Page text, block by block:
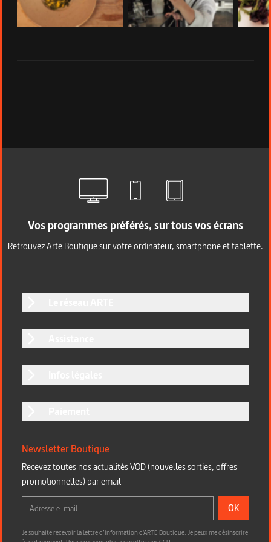
Vos programmes préférés, sur tous vos écrans
Retrouvez Arte Boutique sur votre ordinateur, smartphone et tablette.
Newsletter Boutique
Recevez toutes nos actualités VOD (nouvelles sorties, offres
promotionnelles) par email
OK
Je souhaite recevoir la lettre d’information d'ARTE Boutique. Je peux me désinscrire